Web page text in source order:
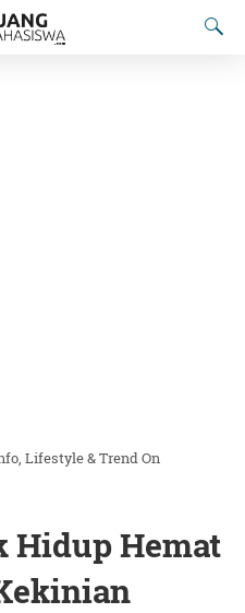
Lifestyle & TrendOn
Hidup Hemat